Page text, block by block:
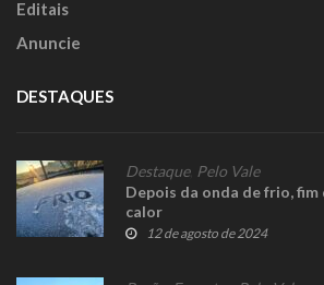
Editais
Anuncie
DESTAQUES
Destaque, Pelo Vale
Depois da onda de frio, fim
calor
12 de agosto de 2024